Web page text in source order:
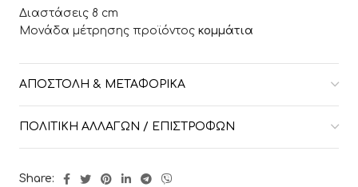
Διαστάσεις 8 cm
Μονάδα μέτρησης προϊόντος κομμάτια
ΑΠΟΣΤΟΛΉ & ΜΕΤΑΦΟΡΙΚΆ
ΠΟΛΙΤΙΚΉ ΑΛΛΑΓΏΝ / ΕΠΙΣΤΡΟΦΏΝ
Share: